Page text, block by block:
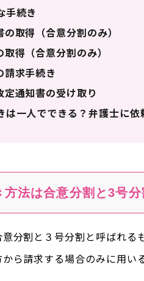
手続き
取得（合意分割のみ）
得（合意分割のみ）
求手続き
通知書の受け取り
は一人でできる？弁護士に依
方法は合意分割と3号
分割と３号分割と呼ばれる
ら請求する場合のみに用い